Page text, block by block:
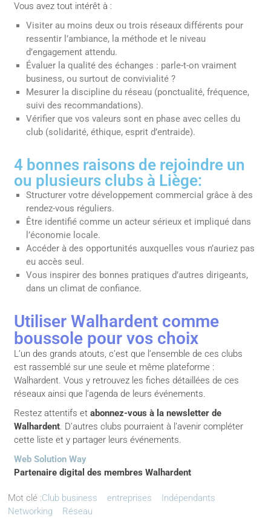
Vous avez tout intérêt à :
Visiter au moins deux ou trois réseaux différents pour
ressentir l’ambiance, la méthode et le niveau
d’engagement attendu.
Évaluer la qualité des échanges : parle-t-on vraiment
business, ou surtout de convivialité ?
Mesurer la discipline du réseau (ponctualité, fréquence,
suivi des recommandations).
Vérifier que vos valeurs sont en phase avec celles du
club (solidarité, éthique, esprit d’entraide).
4 bonnes raisons de rejoindre un
ou plusieurs clubs à Liège:
Structurer votre développement commercial grâce à des
rendez-vous réguliers.
Être identifié comme un acteur sérieux et impliqué dans
l’économie locale.
Accéder à des opportunités auxquelles vous n’auriez pas
eu accès seul.
Vous inspirer des bonnes pratiques d’autres dirigeants,
dans un climat de confiance.
Utiliser Walhardent comme
boussole pour vos choix
L’un des grands atouts, c’est que l’ensemble de ces clubs
est rassemblé sur une seule et même plateforme :
Walhardent. Vous y retrouvez les fiches détaillées de ces
réseaux ainsi que l’agenda de leurs événements.
Restez attentifs etabonnez-vous à la newsletter de
Walhardent. D’autres clubs pourraient à l’avenir compléter
cette liste et y partager leurs événements.
Web Solution Way
Partenaire digital des membres Walhardent
Mot clé :Club business entreprises
Indépendants
Networking
Réseau